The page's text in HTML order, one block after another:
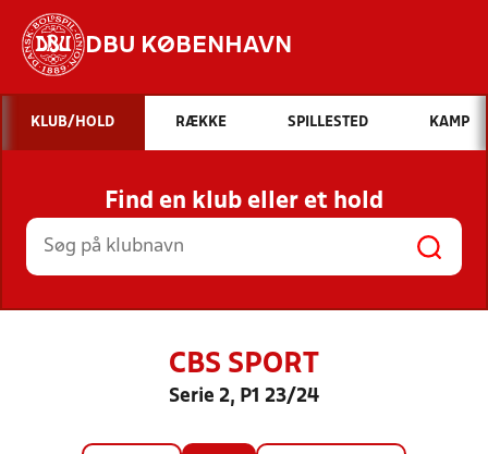
DBU KØBENHAVN
Hvad vil du søge efter?
INDHOLD OG NYHEDER
STILLINGER, RESULTATER, KLUBBER OG
HOLD
KLUB/HOLD RÆKKE SPILLESTED KAMP
Find en klub eller et hold
CBS SPORT
Serie 2, P1 23/24